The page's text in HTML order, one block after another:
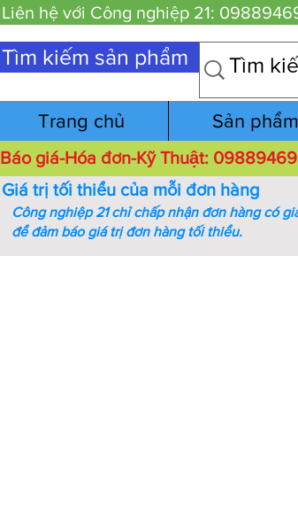
Liên hệ với Công nghiệp 21:
Tìm kiếm sản phẩm
Trang chủ Sản phẩm
Báo giá-Hóa đơn-Kỹ Thuật:
Giá trị tối thiểu của mỗi đơn hàng
Công nghiệp 21 chỉ chấp nhận đơn hàng có
để đảm báo giá trị đơn hàng tối thiểu.